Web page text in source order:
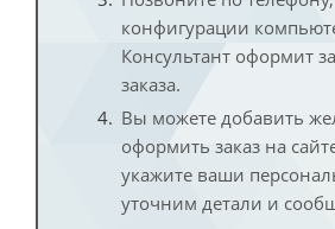
конфигурации
Консультант оформит
заказа.
Вы можете добавить
оформить заказ на
укажите ваши
уточним детали и